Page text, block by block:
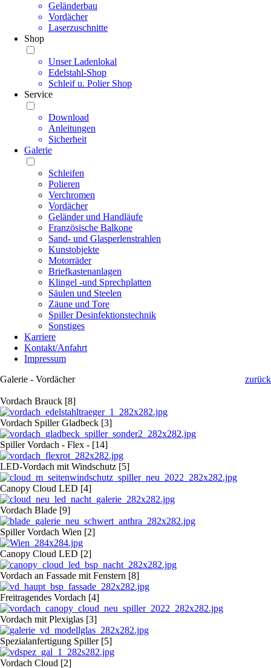
Geländerbau
Vordächer
Laserzuschnitte
Shop
Unser Ladenlokal
Edelstahl-Shop
Schleif u. Polier Shop
Service
Download
Anleitungen
Sicherheit
Galerie
Schleifen
Polieren
Verchromen
Vordächer
Geländer und Handläufe
Französische Balkone
Sand- und Glasperlenstrahlen
Kunstobjekte
Motorräder
Briefkastenanlagen
Klingel -und Sprechplatten
Säulen und Steelen
Zäune und Tore
Spiller Desinfektionstechnik
Sonstiges
Karriere
Kontakt/Anfahrt
Impressum
Galerie - Vordächer
zurück
Vordach Brauck [8]
Vordach Spiller Gladbeck [3]
Spiller Vordach - Flex - [14]
LED-Vordach mit Windschutz [5]
Canopy Cloud LED [4]
Vordach Blade [9]
Spiller Vordach Wien [2]
Canopy Cloud LED [2]
Vordach an Fassade mit Fenstern [8]
Freitragendes Vordach [4]
Vordach mit Plexiglas [3]
Spezialanfertigung Spiller [5]
Vordach Cloud [2]